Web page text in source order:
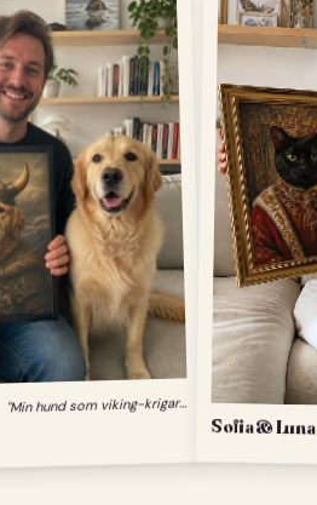
"
Min hund som viking-krigare."
Sofia & Luna